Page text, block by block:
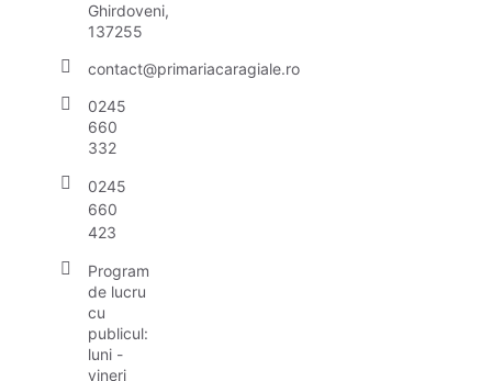
Ghirdoveni,
137255
contact@primariacaragiale.ro
0245
660
332
0245
660
423
Program
de lucru
cu
publicul:
luni -
vineri